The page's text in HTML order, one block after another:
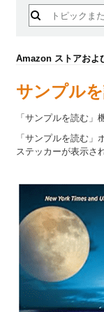
Amazon ストアおよ
サンプル
「サンプルを読む
「サンプルを読む
ステッカーが表示さ